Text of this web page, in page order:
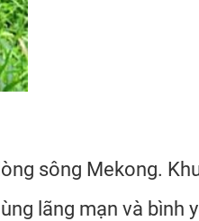
sông Mekong.
lãng mạn và bình